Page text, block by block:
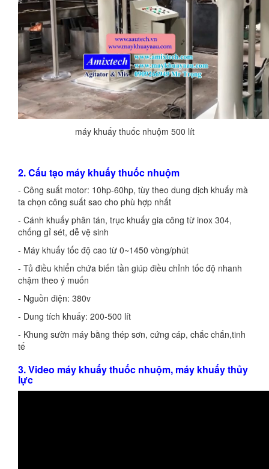
máy khuấy thuốc nhuộm 500 lít
2. Cấu tạo máy khuấy thuốc nhuộm
- Công suất motor: 10hp-60hp, tùy theo dung dịch khuấy mà
ta chọn công suất sao cho phù hợp nhất
- Cánh khuấy phân tán, trục khuấy gia công từ inox 304,
chống gỉ sét, dễ vệ sinh
- Máy khuấy tốc độ cao từ 0~1450 vòng/phút
- Tủ điều khiển chứa biến tần giúp điều chỉnh tốc độ nhanh
chậm theo ý muốn
- Nguồn điện: 380v
- Dung tích khuấy: 200-500 lít
- Khung sườn máy bằng thép sơn, cứng cáp, chắc chắn,tinh
tế
3. Video máy khuấy thuốc nhuộm, máy khuấy thủy
lực